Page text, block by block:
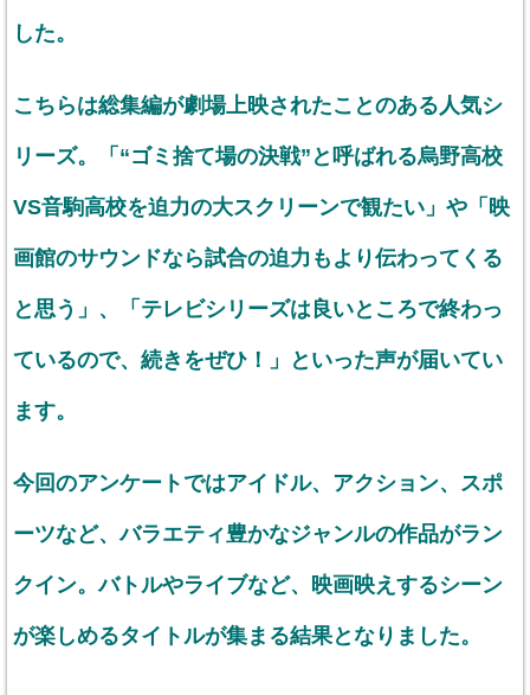
した。
こちらは総集編が劇場上映されたことのある人気シ
リーズ。「“ゴミ捨て場の決戦”と呼ばれる烏野高校
VS音駒高校を迫力の大スクリーンで観たい」や「映
画館のサウンドなら試合の迫力もより伝わってくる
と思う」、「テレビシリーズは良いところで終わっ
ているので、続きをぜひ！」といった声が届いてい
ます。
今回のアンケートではアイドル、アクション、スポ
ーツなど、バラエティ豊かなジャンルの作品がラン
クイン。バトルやライブなど、映画映えするシーン
が楽しめるタイトルが集まる結果となりました。